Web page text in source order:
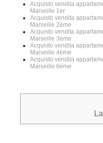
Acquisto vendita
Marseille 1er
Acquisto vendita
Marseille 2ème
Acquisto vendita
Marseille 3ème
Acquisto vendita
Marseille 4ème
Acquisto vendita
Marseille 6ème